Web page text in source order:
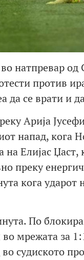
натпревар од
против
се врати и
Арија
напад, кога
Елијас Џаст,
преку
кога ударот
По
во мрежата за
судиското